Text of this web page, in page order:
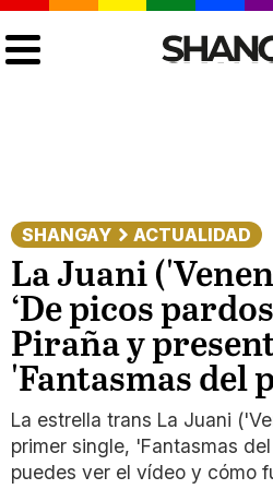
SHANGAY ACTUALIDAD
La Juani
‘De picos
Piraña y
'Fantasmas del
La estrella trans La Juani
primer single, 'Fantasmas
puedes ver el vídeo y cómo